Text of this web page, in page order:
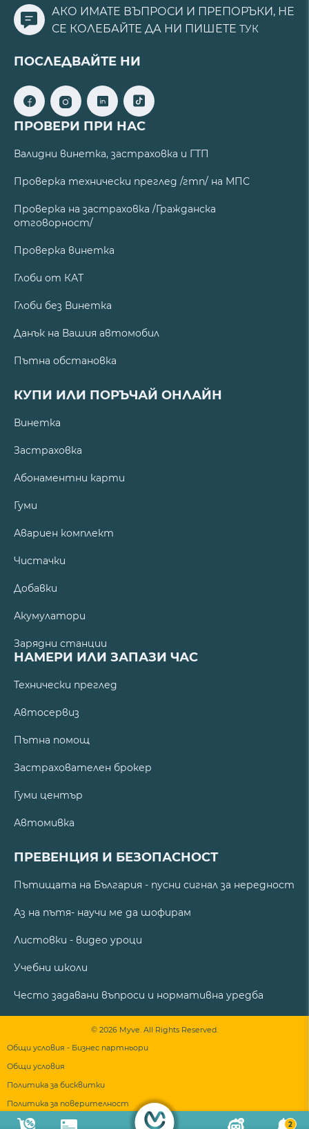
2
АКО ИМАТЕ ВЪПРОСИ И ПРЕПОРЪКИ, НЕ
СЕ КОЛЕБАЙТЕ ДА НИ ПИШЕТЕ ТУК
ПОСЛЕДВАЙТЕ НИ
ПРОВЕРИ ПРИ НАС
Валидни винетка, застраховка и ГТП
Проверка технически преглед /гтп/ на МПС
Проверка на застраховка /Гражданска
отговорност/
Проверка винетка
Глоби от КАТ
Глоби без Винетка
Данък на Вашия автомобил
Пътна обстановка
КУПИ ИЛИ ПОРЪЧАЙ ОНЛАЙН
Винетка
Застраховка
Абонаментни карти
Гуми
Авариен комплект
Чистачки
Добавки
Акумулатори
Зарядни станции
НАМЕРИ ИЛИ ЗАПАЗИ ЧАС
Технически преглед
Автосервиз
Пътна помощ
Застрахователен брокер
Гуми център
Автомивка
ПРЕВЕНЦИЯ И БЕЗОПАСНОСТ
Пътищата на България - пусни сигнал за нередност
Аз на пътя- научи ме да шофирам
Листовки - видео уроци
Учебни школи
Често задавани въпроси и нормативна уредба
© 2026 Myve. All Rights Reserved.
Общи условия - Бизнес партньори
Общи условия
Политика за бисквитки
Политика за поверителност